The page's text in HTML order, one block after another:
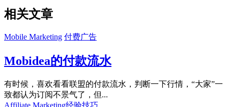
相关文章
Mobile Marketing 付费广告
Mobidea的付款流水
有时候，喜欢看看联盟的付款流水，判断一下行情，“大家”一
致都认为订阅不景气了，但...